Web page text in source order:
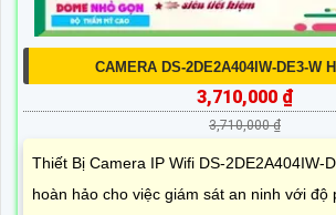
CAMERA DS-2DE2A404IW-DE3-W
3,710,000 ₫
3,710,000 ₫
Thiết Bị Camera IP Wifi DS-2DE2A404IW-
hoàn hảo cho việc giám sát an ninh với độ